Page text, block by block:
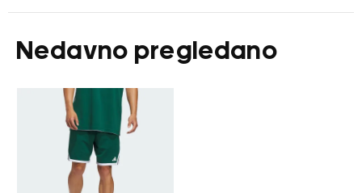
Nedavno pregledano